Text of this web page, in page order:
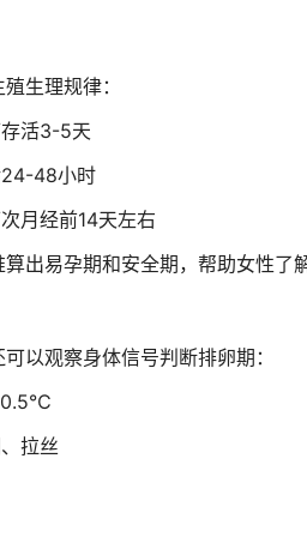
生理规律：
活3-5天
24-48小时
月经前14天左右
出易孕期和安全期，帮助女性了
以观察身体信号判断排卵期：
0.5℃
拉丝